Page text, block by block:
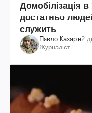
Домобілізація в
достатньо
служить
Павло Казарін2
Журналіст